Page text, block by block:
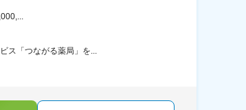
ス「つながる薬局」を...